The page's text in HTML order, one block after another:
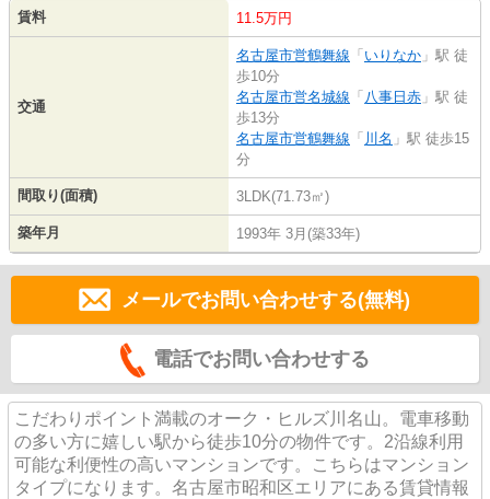
賃料 11.5万円
交通
名古屋市営鶴舞線 「 いりなか 」駅 徒
歩10分
名古屋市営名城線 「 八事日赤 」駅 徒
歩13分
名古屋市営鶴舞線 「 川名 」駅 徒歩15
分
間取り(面積) 3LDK(71.73㎡)
築年月 1993年 3月(築33年)
メールでお問い合わせする(無料)
電話でお問い合わせする
こだわりポイント満載のオーク・ヒルズ川名山。電車移動
の多い方に嬉しい駅から徒歩10分の物件です。2沿線利用
可能な利便性の高いマンションです。こちらはマンション
タイプになります。名古屋市昭和区エリアにある賃貸情報